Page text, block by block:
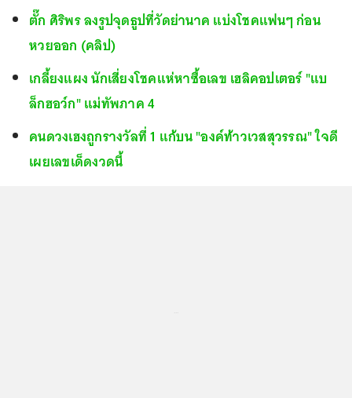
ตั๊ก ศิริพร ลงรูปจุดธูปที่วัดย่านาค แบ่งโชคแฟนๆ ก่อน
หวยออก (คลิป)
เกลี้ยงแผง นักเสี่ยงโชคแห่หาซื้อเลข เฮลิคอปเตอร์ "แบ
ล็กฮอว์ก" แม่ทัพภาค 4
คนดวงเฮงถูกรางวัลที่ 1 แก้บน "องค์ท้าวเวสสุวรรณ" ใจดี
เผยเลขเด็ดงวดนี้